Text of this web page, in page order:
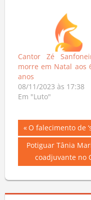
Cantor Zé
morre em Natal aos
anos
08/11/2023 às 17:38
Em "Luto"
de
Post
Previous
Post:
O falecimento de
Next
Post:
Potiguar Tânia
coadjuvante no